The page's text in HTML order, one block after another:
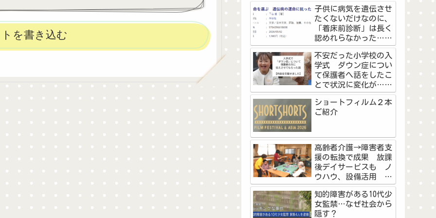
を書き込む
した教員と生徒の物語
＜前編＞
子供に病気を遺伝させ
たくないだけなのに、
「着床前診断」は長く
認めれらなかった…不
妊治療を経験した作家
が看護師として『命を
選ぶ』に思うこと
不安だった小学校の入
学式 ダウン症につい
て保護者へ話をしたこ
とで状況に変化が…マ
マの勇気に「素敵なご
両親」「知ることで学
べた」
ショートフィルム２本
ご紹介
高齢者介護→障害者支
援の転換で成果 放課
後デイサービスも ノ
ウハウ、設備活用 浜
松市の社会福祉法人天
竜厚生会
知的障害がある10代少
女監禁…なぜ社会から
隠す？